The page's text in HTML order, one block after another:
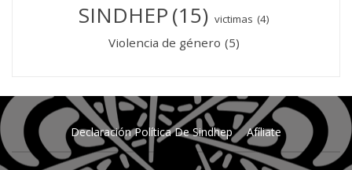
SINDHEP(15) victimas (4)
Violencia de género (5)
Declaración Política De Sindhep Afíliate